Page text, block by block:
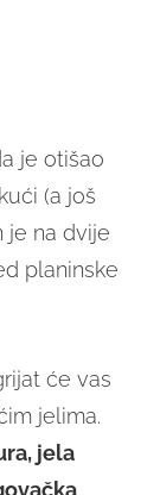
je otišao
(a još
je na dvije
planinske
će vas
jelima.
jela